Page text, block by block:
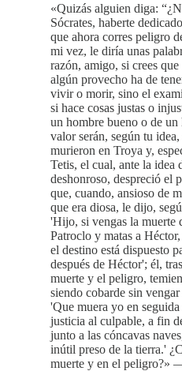
«Quizás alguien diga:
Sócrates, haberte
que ahora corres peligro
mi vez, le diría unas
razón, amigo, si crees
algún provecho ha de
vivir o morir, sino el
si hace cosas justas o
un hombre bueno o de
valor serán, según tu
murieron en Troya y,
Tetis, el cual, ante la idea
deshonroso, despreció el
que, cuando, ansioso de
que era diosa, le dijo,
'Hijo, si vengas la muerte
Patroclo y matas a
el destino está dispuesto
después de Héctor'; él,
muerte y el peligro,
siendo cobarde sin
'Que muera yo en
justicia al culpable, a fin
junto a las cóncavas
inútil preso de la tierra.'
muerte y en el peligro?»